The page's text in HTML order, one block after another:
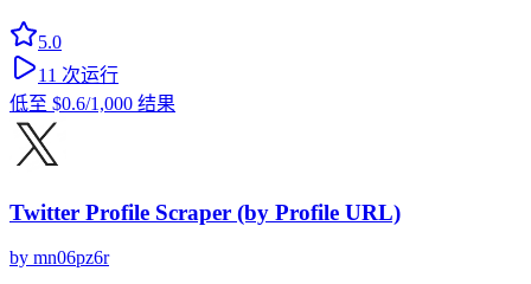
5.0
11 次运行
低至 $0.6/1,000 结果
Twitter Profile Scraper (by Profile URL)
by mn06pz6r